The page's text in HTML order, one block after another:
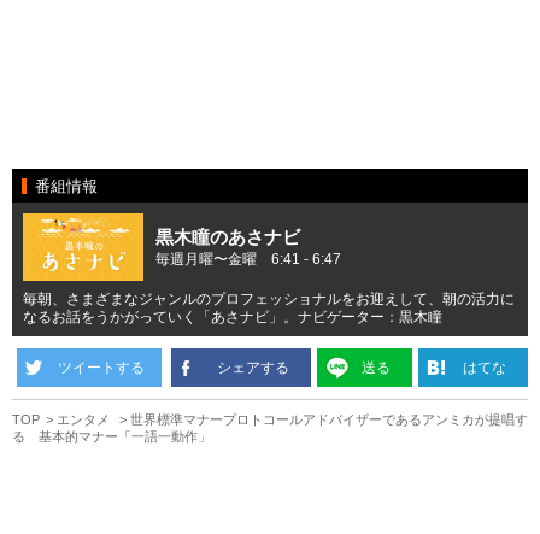
番組情報
黒木瞳のあさナビ
毎週月曜〜金曜 6:41 - 6:47
毎朝、さまざまなジャンルのプロフェッショナルをお迎えして、朝の活力に
なるお話をうかがっていく「あさナビ」。ナビゲーター：黒木瞳
ツイートする シェアする 送る はてな
TOP エンタメ
世界標準マナープロトコールアドバイザーであるアンミカが提唱す
る 基本的マナー「一語一動作」